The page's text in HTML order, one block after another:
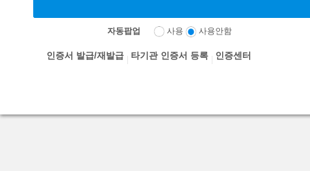
자동팝업 사용 사용안함
인증서 발급/재발급 타기관 인증서 등록 인증센터